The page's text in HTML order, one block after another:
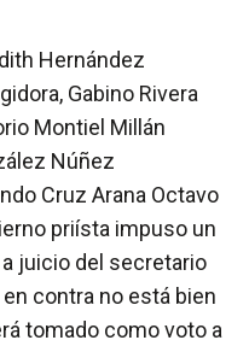
Hernández
Gabino Rivera
Montiel Millán
Núñez
Cruz Arana Octavo
priísta impuso un
juicio del secretario
contra no está bien
tomado como voto a